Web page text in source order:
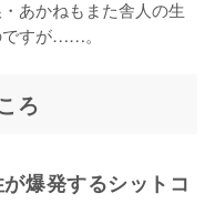
あかねもまた舎人の生
すが……。
ろ
爆発するシットコ